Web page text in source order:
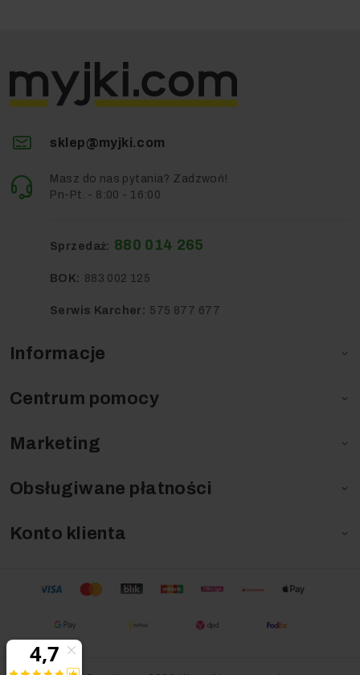
Informacje 
Centrum pomocy 
Marketing 
Obsługiwane płatności 
Konto klienta 
sklep@myjki.com
Masz do nas pytania? Zadzwoń!
Pn-Pt. - 8:00 - 16:00
Sprzedaż: 880 014 265
BOK: 883 002 125
Serwis Karcher: 575 877 677